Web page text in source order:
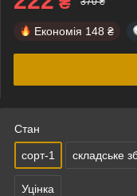
Економія 148 ₴
Стан
сорт-1 складське
Уцінка